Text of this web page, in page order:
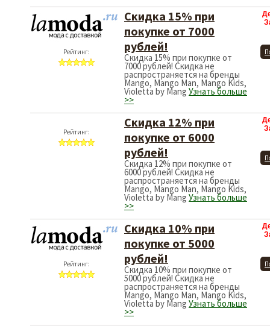
Рейтинг:
Скидка 15% при
покупке от 7000
рублей!
Скидка 15% при покупке от
7000 рублей! Скидка не
распространяется на бренды
Mango, Mango Man, Mango Kids,
Violetta by Mang Узнать больше
>>
Скидка 12% при
покупке от 6000
рублей!
Скидка 12% при покупке от
6000 рублей! Скидка не
распространяется на бренды
Mango, Mango Man, Mango Kids,
Violetta by Mang Узнать больше
>>
Рейтинг:
Скидка 10% при
покупке от 5000
рублей!
Скидка 10% при покупке от
5000 рублей! Скидка не
распространяется на бренды
Mango, Mango Man, Mango Kids,
Violetta by Mang Узнать больше
>>